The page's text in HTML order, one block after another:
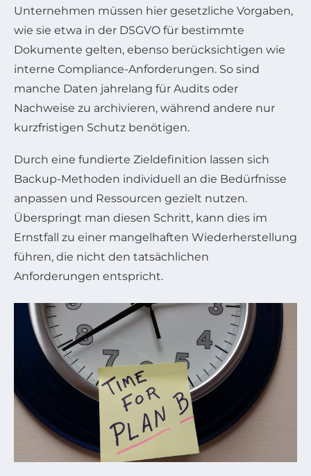
Unternehmen müssen hier gesetzliche Vorgaben,
wie sie etwa in der DSGVO für bestimmte
Dokumente gelten, ebenso berücksichtigen wie
interne Compliance-Anforderungen. So sind
manche Daten jahrelang für Audits oder
Nachweise zu archivieren, während andere nur
kurzfristigen Schutz benötigen.
Durch eine fundierte Zieldefinition lassen sich
Backup-Methoden individuell an die Bedürfnisse
anpassen und Ressourcen gezielt nutzen.
Überspringt man diesen Schritt, kann dies im
Ernstfall zu einer mangelhaften Wiederherstellung
führen, die nicht den tatsächlichen
Anforderungen entspricht.